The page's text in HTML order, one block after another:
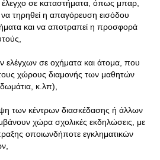
έλεγχο σε καταστήματα, όπως μπαρ,
τηρηθεί η απαγόρευση εισόδου
και να αποτραπεί η προσφορά
ελέγχων σε οχήματα και άτομα, που
χώρους διαμονής των μαθητών
δωμάτια, κ.λπ),
των κέντρων διασκέδασης ή άλλων
χώρα σχολικές εκδηλώσεις, με
οποιωνδήποτε εγκληματικών